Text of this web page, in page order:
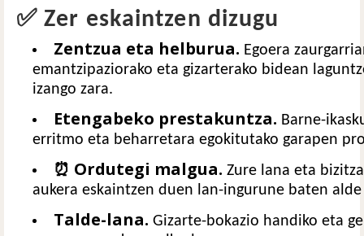
✅ Zer eskaintzen dizugu
Zentzua eta helburua. Egoera
emantzipaziorako eta gizarterako bidean
izango zara.
Etengabeko prestakuntza. Barne-
erritmo eta beharretara egokitutako garapen
⏰ Ordutegi malgua. Zure lana eta
aukera eskaintzen duen lan-ingurune baten
Talde-lana. Gizarte-bokazio handiko eta